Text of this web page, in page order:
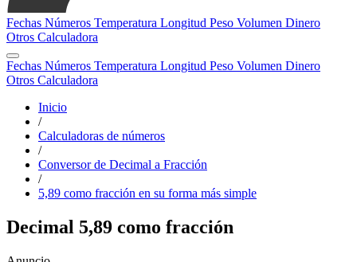
Fechas Números Temperatura Longitud Peso Volumen Dinero
Otros Calculadora
Fechas Números Temperatura Longitud Peso Volumen Dinero
Otros Calculadora
Inicio
/
Calculadoras de números
/
Conversor de Decimal a Fracción
/
5,89 como fracción en su forma más simple
Decimal 5,89 como fracción